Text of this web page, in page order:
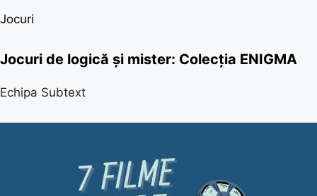
Jocuri
Jocuri de logică și mister: Colecția ENIGMA
Echipa Subtext